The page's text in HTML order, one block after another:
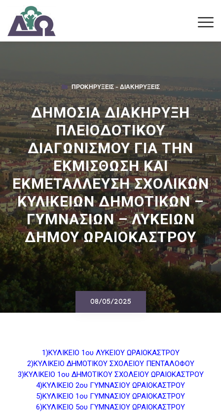
ΠΡΟΚΗΡΎΞΕΙΣ – ΔΙΑΚΗΡΎΞΕΙΣ
ΔΗΜΟΣΙΑ ΔΙΑΚΗΡΥΞΗ
ΠΛΕΙΟΔΟΤΙΚΟΥ
ΔΙΑΓΩΝΙΣΜΟΥ ΓΙΑ ΤΗΝ
ΕΚΜΙΣΘΩΣΗ ΚΑΙ
ΕΚΜΕΤΑΛΛΕΥΣΗ ΣΧΟΛΙΚΩΝ
ΚΥΛΙΚΕΙΩΝ ΔΗΜΟΤΙΚΩΝ –
ΓΥΜΝΑΣΙΩΝ – ΛΥΚΕΙΩΝ
ΔΗΜΟΥ ΩΡΑΙΟΚΑΣΤΡΟΥ
08/05/2025
1)ΚΥΛΙΚΕΙΟ 1ου ΛΥΚΕΙΟΥ ΩΡΑΙΟΚΑΣΤΡΟΥ
2)ΚΥΛΙΚΕΙΟ ΔΗΜΟΤΙΚΟΥ ΣΧΟΛΕΙΟΥ ΠΕΝΤΑΛΟΦΟΥ
3)ΚΥΛΙΚΕΙΟ 1ου ΔΗΜΟΤΙΚΟΥ ΣΧΟΛΕΙΟΥ ΩΡΑΙΟΚΑΣΤΡΟΥ
4)ΚΥΛΙΚΕΙΟ 2ου ΓΥΜΝΑΣΙΟΥ ΩΡΑΙΟΚΑΣΤΡΟΥ
5)ΚΥΛΙΚΕΙΟ 1ου ΓΥΜΝΑΣΙΟΥ ΩΡΑΙΟΚΑΣΤΡΟΥ
6)ΚΥΛΙΚΕΙΟ 5ου ΓΥΜΝΑΣΙΟΥ ΩΡΑΙΟΚΑΣΤΡΟΥ